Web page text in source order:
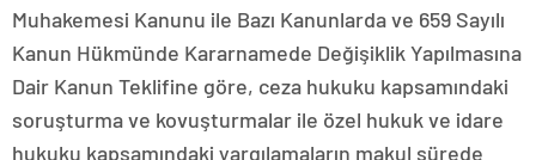
Muhakemesi Kanunu ile Bazı Kanunlarda ve 659 Sayılı
Kanun Hükmünde Kararnamede Değişiklik Yapılmasına
Dair Kanun Teklifine göre, ceza hukuku kapsamındaki
soruşturma ve kovuşturmalar ile özel hukuk ve idare
hukuku kapsamındaki yargılamaların makul sürede